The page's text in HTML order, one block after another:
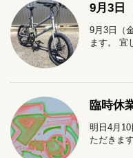
9月3日
9月3日（
ます。 宜
臨時休
明日4月
ただきま